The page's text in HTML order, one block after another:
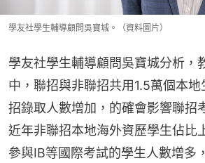
學友社學生輔導顧問吳寶城。（資料圖片）
學友社學生輔導顧問吳寶城分析，
中，聯招與非聯招共用1.5萬個本
招錄取人數增加，的確會影響聯招
近年非聯招本地海外資歷學生佔比
參與IB等國際考試的學生人數增多